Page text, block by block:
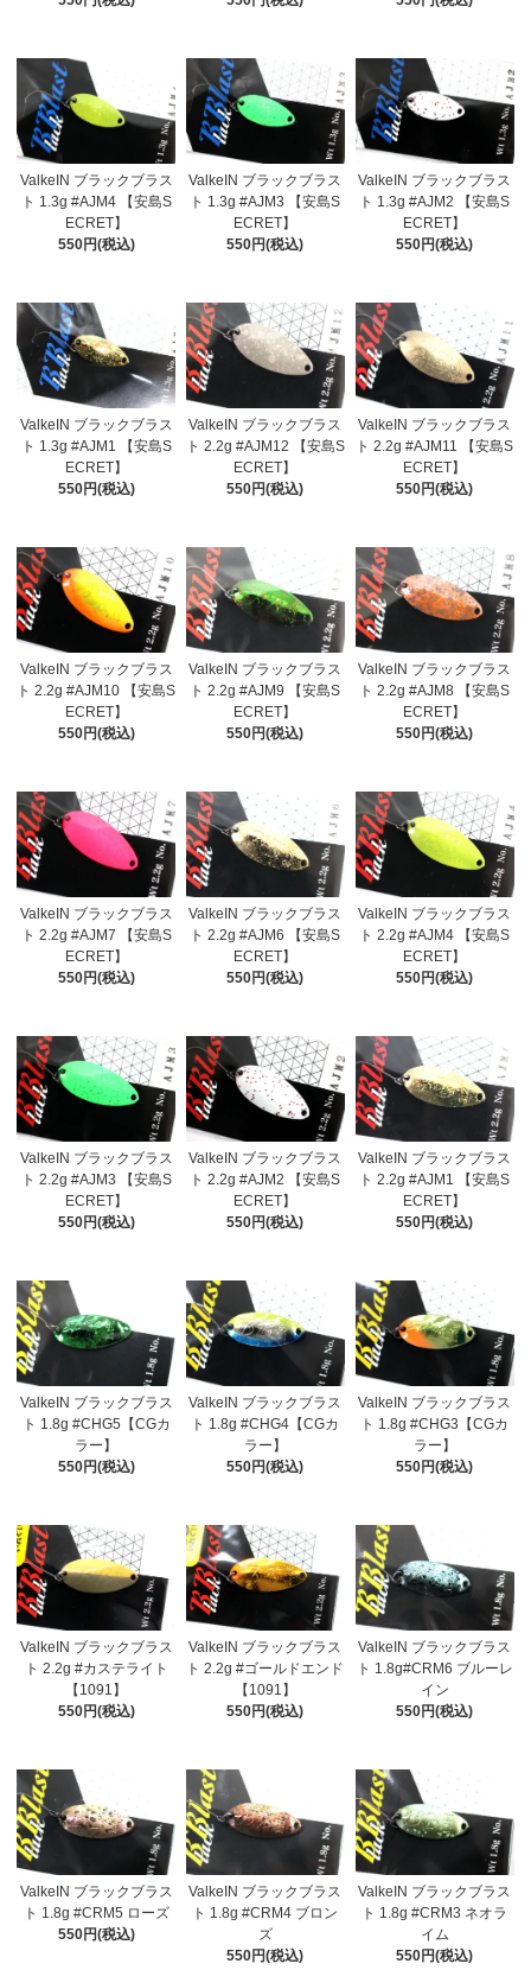
ValkeIN ブラックブラス
ト 1.3g #AJM4 【安島S
ECRET】
550円(税込)
ValkeIN ブラックブラス
ト 1.3g #AJM3 【安島S
ECRET】
550円(税込)
ValkeIN ブラックブラス
ト 1.3g #AJM2 【安島S
ECRET】
550円(税込)
ValkeIN ブラックブラス
ト 1.3g #AJM1 【安島S
ECRET】
550円(税込)
ValkeIN ブラックブラス
ト 2.2g #AJM12 【安島S
ECRET】
550円(税込)
ValkeIN ブラックブラス
ト 2.2g #AJM11 【安島S
ECRET】
550円(税込)
ValkeIN ブラックブラス
ト 2.2g #AJM10 【安島S
ECRET】
550円(税込)
ValkeIN ブラックブラス
ト 2.2g #AJM9 【安島S
ECRET】
550円(税込)
ValkeIN ブラックブラス
ト 2.2g #AJM8 【安島S
ECRET】
550円(税込)
ValkeIN ブラックブラス
ト 2.2g #AJM7 【安島S
ECRET】
550円(税込)
ValkeIN ブラックブラス
ト 2.2g #AJM6 【安島S
ECRET】
550円(税込)
ValkeIN ブラックブラス
ト 2.2g #AJM4 【安島S
ECRET】
550円(税込)
ValkeIN ブラックブラス
ト 2.2g #AJM3 【安島S
ECRET】
550円(税込)
ValkeIN ブラックブラス
ト 2.2g #AJM2 【安島S
ECRET】
550円(税込)
ValkeIN ブラックブラス
ト 2.2g #AJM1 【安島S
ECRET】
550円(税込)
ValkeIN ブラックブラス
ト 1.8g #CHG5【CGカ
ラー】
550円(税込)
ValkeIN ブラックブラス
ト 1.8g #CHG4【CGカ
ラー】
550円(税込)
ValkeIN ブラックブラス
ト 1.8g #CHG3【CGカ
ラー】
550円(税込)
ValkeIN ブラックブラス
ト 2.2g #カステライト
【1091】
550円(税込)
ValkeIN ブラックブラス
ト 2.2g #ゴールドエンド
【1091】
550円(税込)
ValkeIN ブラックブラス
ト 1.8g#CRM6 ブルーレ
イン
550円(税込)
ValkeIN ブラックブラス
ト 1.8g #CRM5 ローズ
550円(税込)
ValkeIN ブラックブラス
ト 1.8g #CRM4 ブロン
ズ
550円(税込)
ValkeIN ブラックブラス
ト 1.8g #CRM3 ネオラ
イム
550円(税込)